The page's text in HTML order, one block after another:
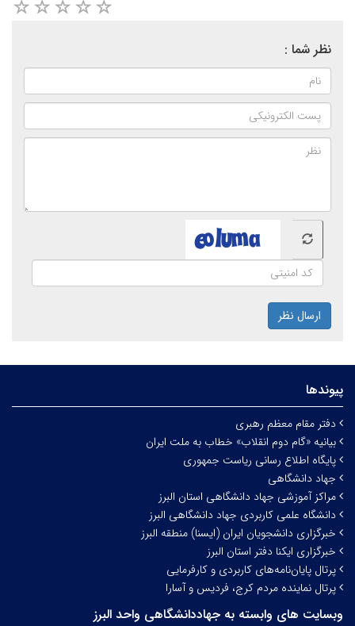
نظر شما :
ارسال نظر
پیوندها
دفتر مقام معظم رهبری
بیانیه «گام دوم انقلاب» خطاب به ملت ایران
پایگاه اطلاع رسانی ریاست جمهوری
جهاد دانشگاهی
مراکز آموزشی جهاد دانشگاهی استان البرز
دانشگاه علمی کاربردی جهاد دانشگاهی البرز
خبرگزاری دانشجویان ایران (ایسنا) منطقه البرز
خبرگزاری ایکنا دفتر استان البرز
پرتال پایان‌نامه‌های کاربردی و کارفرمایی
پرتال نماینده مردم کرج، فردیس و آسارا
وبسایت های وابسته به جهاددانشگاهی واحد البرز